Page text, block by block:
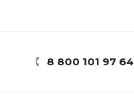
8 800 101 97 64